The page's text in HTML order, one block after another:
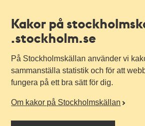
Kakor på
.stockholm.se
På Stockholmskällan använder vi
sammanställa statistik och för att
fungera på ett bra sätt för dig.
Om kakor på Stockholmskällan